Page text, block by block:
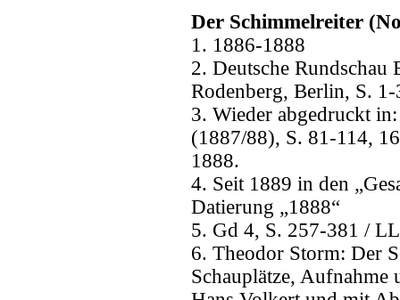
Der Schimmelreiter
1. 1886-1888
2. Deutsche
Rodenberg, Berlin, S.
3. Wieder abgedruckt
(1887/88), S. 81-114,
1888.
4. Seit 1889 in den
Datierung „1888“
5. Gd 4, S. 257-381 /
6. Theodor Storm: Der
Schauplätze,